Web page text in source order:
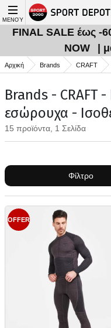
ΜΕΝΟΎ
FINAL SALE έως -
NOW
|
Αρχική Brands CRAFT
Brands - CRAFT
εσώρουχα -
15 προϊόντα, 1 Σελίδα
Φίλτρο
OFFER